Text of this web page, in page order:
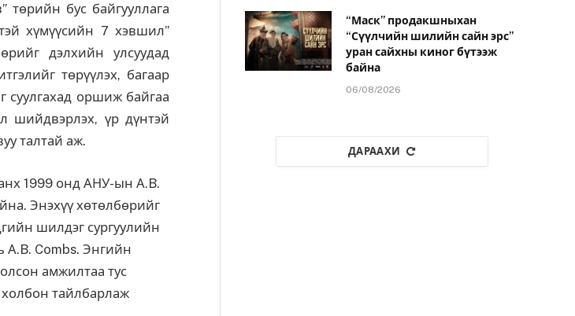
төрийн бус байгууллага
хүмүүсийн 7 хэвшил”
дэлхийн улсуудад
төрүүлэх, багаар
суулгахад оршиж байгаа
шийдвэрлэх, үр дүнтэй
талтай аж.
1999 онд АНУ-ын А.B.
Энэхүү хөтөлбөрийг
шилдэг сургуулийн
А.B. Combs. Энгийн
амжилтаа тус
холбон тайлбарлаж
“Маск” продакшныхан
“Сүүлчийн шилийн сайн эрс”
уран сайхны киног бүтээж
байна
06/08/2026
ДАРААХИ